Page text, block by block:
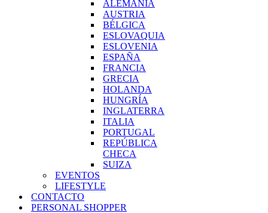
ALEMANIA
AUSTRIA
BÉLGICA
ESLOVAQUIA
ESLOVENIA
ESPAÑA
FRANCIA
GRECIA
HOLANDA
HUNGRÍA
INGLATERRA
ITALIA
PORTUGAL
REPÚBLICA
CHECA
SUIZA
EVENTOS
LIFESTYLE
CONTACTO
PERSONAL SHOPPER